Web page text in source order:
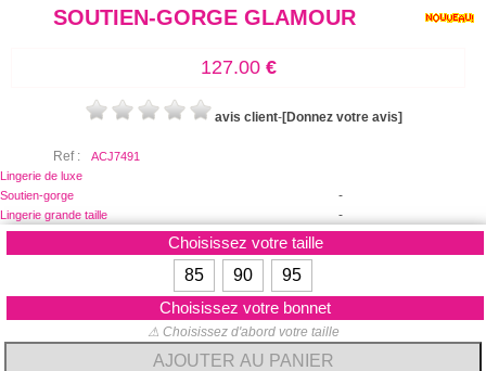
SOUTIEN-GORGE GLAMOUR
127.00€
avis client-[Donnez votre avis]
Ref :
ACJ7491
Lingerie de luxe
-
Soutien-gorge
-
Lingerie grande taille
Choisissez votre taille
85
90
95
Choisissez votre bonnet
⚠ Choisissez d'abord votre taille